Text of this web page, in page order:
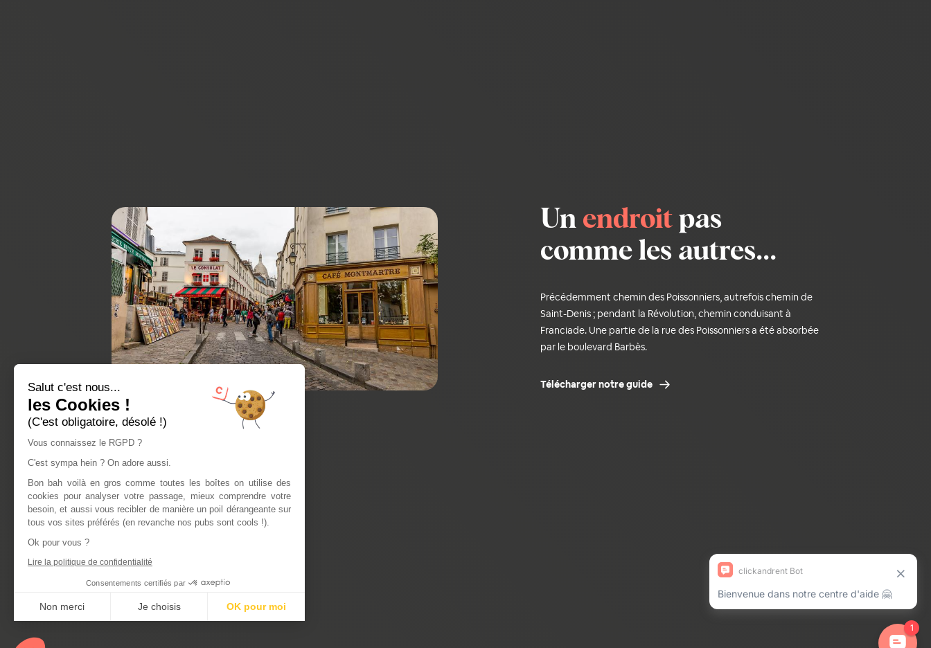
Un endroitpas
comme les autres...
Précédemment chemin des Poissonniers, autrefois chemin de
Saint-Denis ; pendant la Révolution, chemin conduisant à
Franciade. Une partie de la rue des Poissonniers a été absorbée
par le boulevard Barbès.
Télécharger notre guide
Salut c'est nous...
les Cookies !
(C'est obligatoire, désolé !)
Vous connaissez le RGPD ?
C'est sympa hein ? On adore aussi.
Bon bah voilà en gros comme toutes les boîtes on utilise des
cookies pour analyser votre passage, mieux comprendre votre
besoin, et aussi vous recibler de manière un poil dérangeante sur
tous vos sites préférés (en revanche nos pubs sont cools !).
Ok pour vous ?
Lire la politique de confidentialité
Consentements certifiés par
Non merci Je choisis
OK pour moi